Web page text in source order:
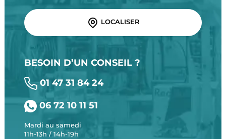
LOCALISER
BESOIN D’UN CONSEIL ?
01 47 31 84 24
06 72 10 11 51
Mardi au samedi
11h-13h / 14h-19h